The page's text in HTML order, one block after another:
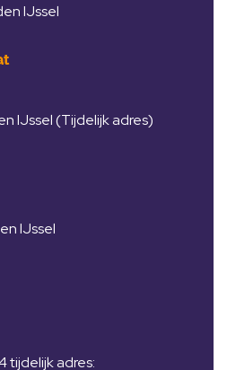
IJssel
IJssel (Tijdelijk adres)
IJssel
tijdelijk adres: